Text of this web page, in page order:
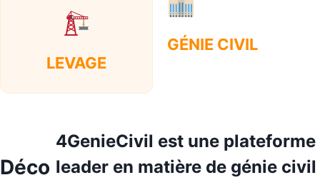
LEVAGE
GÉNIE CIVIL
Déco
4GenieCivil est une plateforme
leader en matière de génie civil